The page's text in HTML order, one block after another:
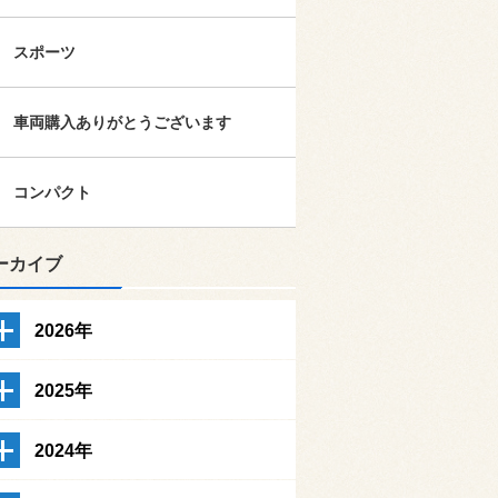
スポーツ
車両購入ありがとうございます
コンパクト
カイブ
2026年
2025年
2024年